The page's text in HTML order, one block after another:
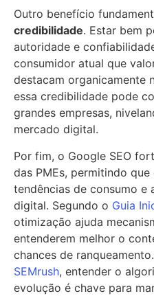
Outro benefício
credibilidade. Estar bem
autoridade e
consumidor atual que
destacam organicamente
essa credibilidade pode
grandes empresas,
mercado digital.
Por fim, o Google SEO
das PMEs, permitindo
tendências de consumo e
digital. Segundo o Guia
otimização ajuda
entenderem melhor o
chances de
SEMrush, entender o
evolução é chave para